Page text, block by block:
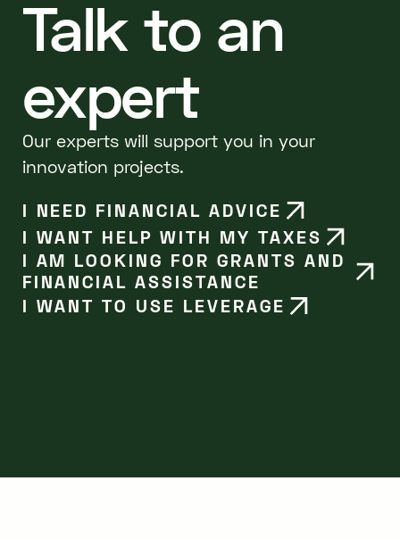
Talk to an
expert
Our experts will support you in your
innovation projects.
I NEED FINANCIAL ADVICE
I WANT HELP WITH MY TAXES
I AM LOOKING FOR GRANTS AND
FINANCIAL ASSISTANCE
I WANT TO USE LEVERAGE